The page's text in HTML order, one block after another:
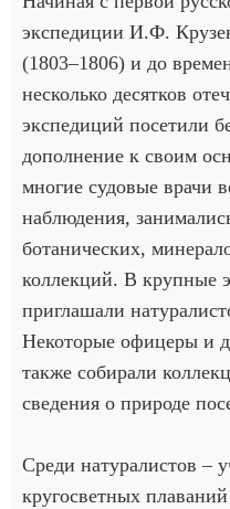
экспедиции И.Ф.
(1803–1806) и до
несколько десятков
экспедиций посетили
дополнение к своим
многие судовые врачи
наблюдения,
ботанических,
коллекций. В крупные
приглашали
Некоторые офицеры и
также собирали
сведения о природе
Среди натуралистов –
кругосветных